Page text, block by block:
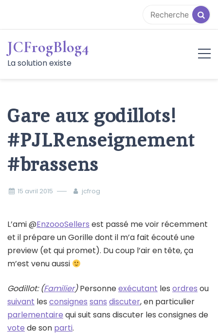
contenu
JCFrogBlog4
La solution existe
Gare aux godillots!
#PJLRenseignement
#brassens
15 avril 2015 jcfrog
L’ami @EnzoooSellers est passé me voir récemment
et il prépare un Gorille dont il m’a fait écouté une
preview (et qui promet). Du coup l’air en tête, ça
m’est venu aussi
Godillot: (Familier)Personneexécutant les ordres ou
suivant les consignes sans discuter, en particulier
parlementaire qui suit sans discuter les consignes de
vote de son parti.